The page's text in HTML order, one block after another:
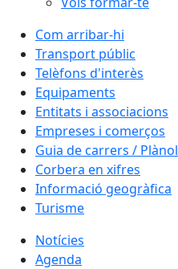
Com arribar-hi
Transport públic
Telèfons d'interès
Equipaments
Entitats i associacions
Empreses i comerços
Guia de carrers / Plànol
Corbera en xifres
Informació geogràfica
Turisme
Notícies
Agenda